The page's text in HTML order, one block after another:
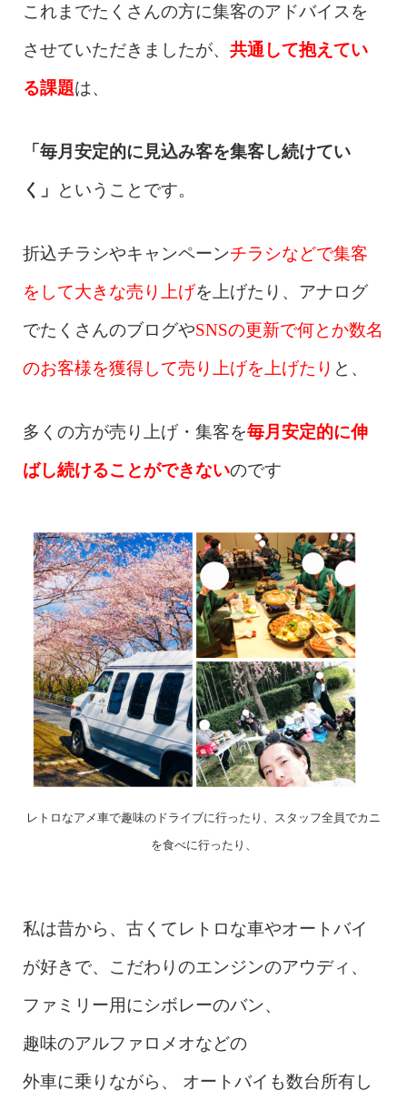
これまでたくさんの方に集客のアドバイスを
させていただきましたが、 共通して抱えてい
る課題は、
「毎月安定的に見込み客を集客し続けてい
く」
ということです。
折込チラシやキャンペーンチラシなどで集客
をして大きな売り上げを上げたり、アナログ
でたくさんのブログやSNSの更新で何とか数名
のお客様を獲得して売り上げを上げたり と、
多くの方が売り上げ・集客を毎月安定的に伸
ばし続けることができないのです
レトロなアメ車で趣味のドライブに行ったり、スタッフ全員でカニ
を食べに行ったり、
私は昔から、古くてレトロな車やオートバイ
が好きで、こだわりのエンジンのアウディ、
ファミリー用にシボレーのバン、
趣味のアルファロメオなどの
外車に乗り ながら、 オートバイも数台所有し